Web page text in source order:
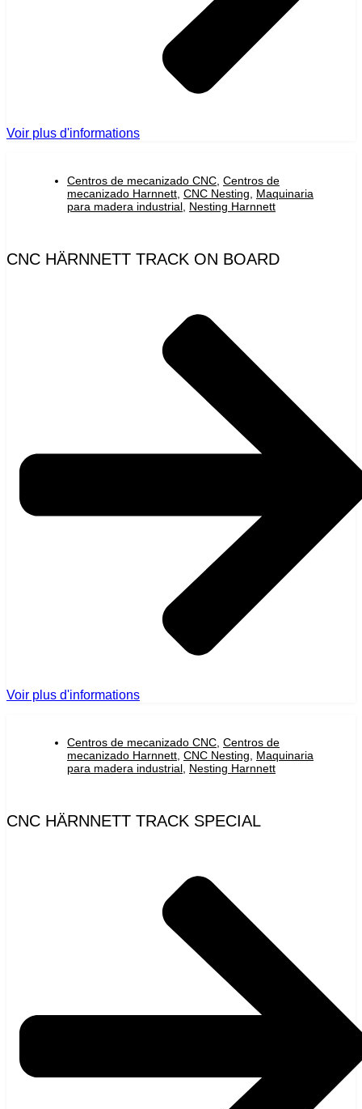
Voir plus d'informations
Centros de mecanizado CNC Centros de
mecanizado Harnnett CNC Nesting
Maquinaria
para madera industrial Nesting Harnnett
CNC HÄRNNETT TRACK ON BOARD
Voir plus d'informations
Centros de mecanizado CNC Centros de
mecanizado Harnnett CNC Nesting
Maquinaria
para madera industrial Nesting Harnnett
CNC HÄRNNETT TRACK SPECIAL